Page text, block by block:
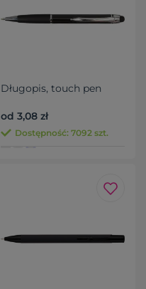
Długopis, touch pen
od 3,08 zł
Dostępność: 7092 szt.